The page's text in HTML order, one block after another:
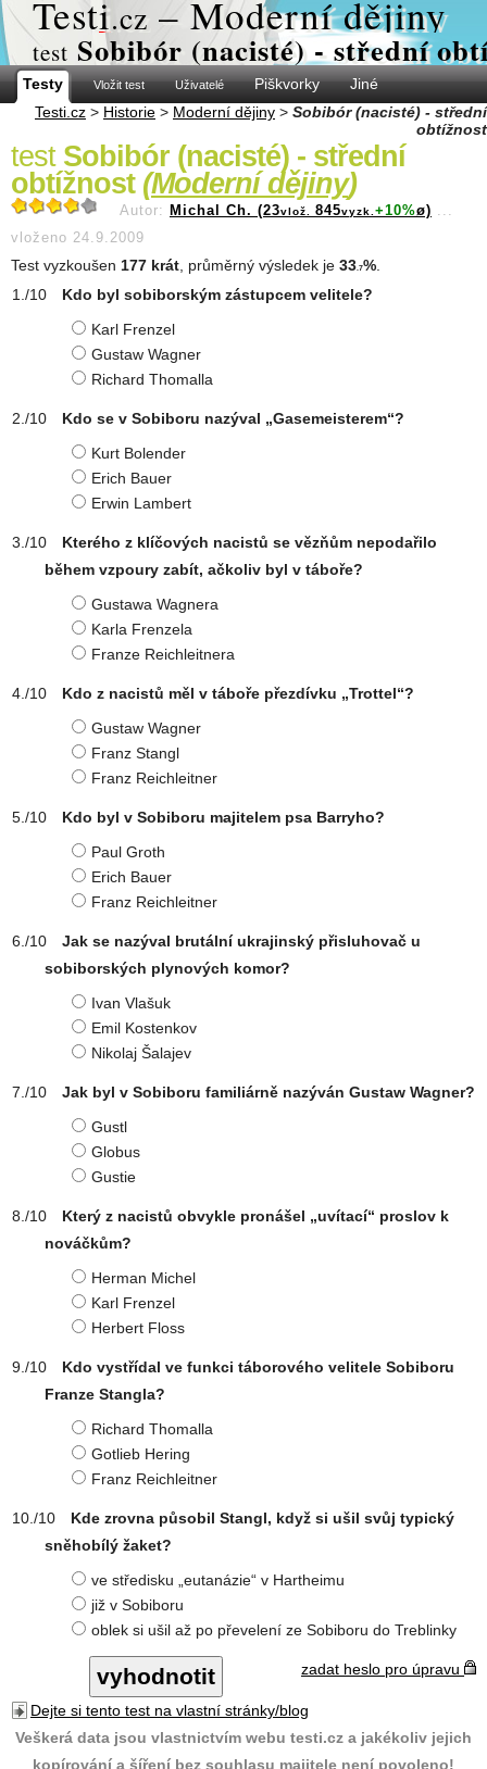
Testi.cz – Moderní dějiny
test Sobibór (nacisté) - střední
Testy Vložit test Uživatelé Piškvorky
Jiné
Testi.cz > Historie > Moderní dějiny > Sobibór (nacisté) - střední
obtížnost
test Sobibór (nacisté) - střední
obtížnost (Moderní dějiny)
Autor: Michal Ch. (23vlož. 845vyzk. +10%ø) ...
vloženo 24.9.2009
Test vyzkoušen 177 krát , průměrný výsledek je 33 .7%
Kdo byl sobiborským zástupcem velitele?
Karl Frenzel
Gustaw Wagner
Richard Thomalla
Kdo se v Sobiboru nazýval „Gasemeisterem“?
Kurt Bolender
Erich Bauer
Erwin Lambert
Kterého z klíčových nacistů se vězňům nepodařilo
během vzpoury zabít, ačkoliv byl v táboře?
Gustawa Wagnera
Karla Frenzela
Franze Reichleitnera
Kdo z nacistů měl v táboře přezdívku „Trottel“?
Gustaw Wagner
Franz Stangl
Franz Reichleitner
Kdo byl v Sobiboru majitelem psa Barryho?
Paul Groth
Erich Bauer
Franz Reichleitner
Jak se nazýval brutální ukrajinský přisluhovač u
sobiborských plynových komor?
Ivan Vlašuk
Emil Kostenkov
Nikolaj Šalajev
Jak byl v Sobiboru familiárně nazýván Gustaw Wagner?
Gustl
Globus
Gustie
Který z nacistů obvykle pronášel „uvítací“ proslov k
nováčkům?
Herman Michel
Karl Frenzel
Herbert Floss
Kdo vystřídal ve funkci táborového velitele Sobiboru
Franze Stangla?
Richard Thomalla
Gotlieb Hering
Franz Reichleitner
Kde zrovna působil Stangl, když si ušil svůj typický
sněhobílý žaket?
ve středisku „eutanázie“ v Hartheimu
již v Sobiboru
oblek si ušil až po převelení ze Sobiboru do Treblinky
zadat heslo pro úpravu
Dejte si tento test na vlastní stránky/blog
Veškerá data jsou vlastnictvím webu testi.cz a jakékoliv jejich
kopírování a šíření bez souhlasu majitele není povoleno!